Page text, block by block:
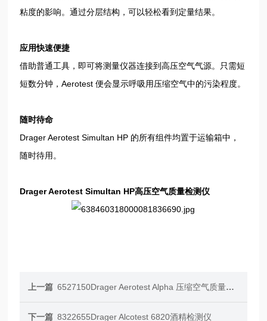
粘度的影响。通过分层结构，可以轻松看到定量结果。
应用快速便捷
借助普通工具，即可将测量仪器连接到高压空气气源。只需短
短数分钟，Aerotest 便会显示呼吸用压缩空气中的污染程度。
随时待命
Drager Aerotest Simultan HP 的所有组件均置于运输箱中，
随时待用。
DragerAerotest Simultan HP高压空气质量检测仪
上一篇 6527150Drager Aerotest Alpha 压缩空气质量检测仪
下一篇 8322655Drager Alcotest 6820酒精检测仪